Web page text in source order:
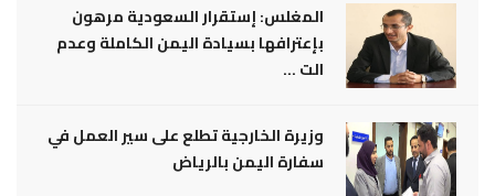
المغلس: إستقرار السعودية مرهون
بإعترافها بسيادة اليمن الكاملة وعدم
الت ...
وزيرة الخارجية تطلع على سير العمل في
سفارة اليمن بالرياض